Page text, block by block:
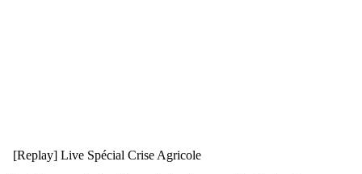
[Replay] Live Spécial Crise Agricole